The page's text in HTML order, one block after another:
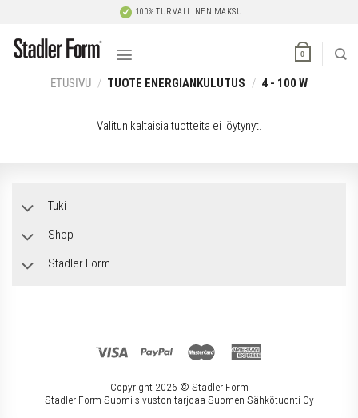
content
100% TURVALLINEN MAKSU
0
ETUSIVU / TUOTE ENERGIANKULUTUS / 4 - 100 W
Valitun kaltaisia tuotteita ei löytynyt.
Tuki
Shop
Stadler Form
Copyright 2026 © Stadler Form
Stadler Form Suomi sivuston tarjoaa Suomen Sähkötuonti Oy